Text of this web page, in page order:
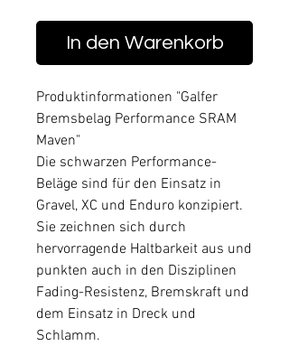
In den Warenkorb
Produktinformationen "Galfer
Bremsbelag Performance SRAM
Maven"
Die schwarzen Performance-
Beläge sind für den Einsatz in
Gravel, XC und Enduro konzipiert.
Sie zeichnen sich durch
hervorragende Haltbarkeit aus und
punkten auch in den Disziplinen
Fading-Resistenz, Bremskraft und
dem Einsatz in Dreck und
Schlamm.